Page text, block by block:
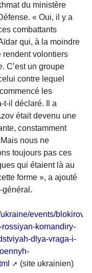
du ministère
« Oui, il y a
combattants
qui, à la moindre
rendent volontiers
C’est un groupe
contre lequel
les
t-il déclaré. Il a
était devenu une
constamment
nous ne
toujours pas ces
qui étaient là au
forme », a ajouté
général.
events/blokirovka-
komandiry-
dlya-vraga-i-
(site ukrainien)